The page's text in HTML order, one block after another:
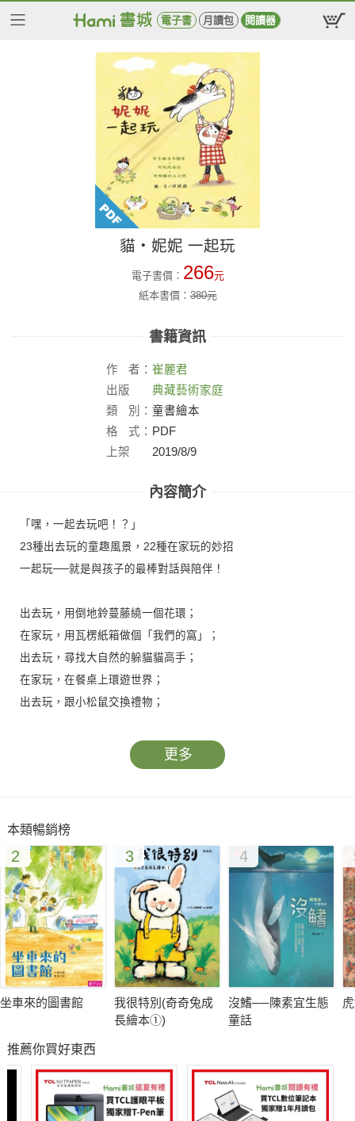
電子書 月讀包 閱讀器
貓‧妮妮 一起玩
電子書價： 266元
紙本書價：380元
書籍資訊
作 者： 崔麗君
出版
社：
典藏藝術家庭
類
別： 童書繪本
格
式： PDF
上架
2019/8/9
內容簡介
「嘿，一起去玩吧！？」
23種出去玩的童趣風景，22種在家玩的妙招
一起玩──就是與孩子的最棒對話與陪伴！
出去玩，用倒地鈴蔓藤繞一個花環；
在家玩，用瓦楞紙箱做個「我們的窩」；
出去玩，尋找大自然的躲貓貓高手；
在家玩，在餐桌上環遊世界；
出去玩，跟小松鼠交換禮物；
「這個東西，那個地方，可以怎麼玩（或變得更好玩）呢？」
一起住在山上的阿公，住在城裡的小男孩豆豆，都是最棒的玩
伴。
他們會一起──把草莓做成小人，把紙張做成大船，或者沿著小河
展開一場冒險；
他們也會一起──把大碗公做成一個微型小花園，在床上看星星，
讓電風扇吹出彩虹，在家裡開博物館；
他們還會──在春天看著天空發呆，在夏天的尾巴一直睡一直睡，
在秋天寄壓花卡片送給好朋友，在冬天靜靜期待春天的消息：他
整個世界都是他們的大花園、遊戲場、實驗室和藏寶庫。
童書創作者崔麗君的第一本圖文書，畫風充滿童趣與奇想，既是
更多
本類暢銷榜
2
坐車來的圖書館
3
我很特別(奇奇兔成
長繪本①)
4
沒鰭──陳素宜生態
童話
推薦你買好東西